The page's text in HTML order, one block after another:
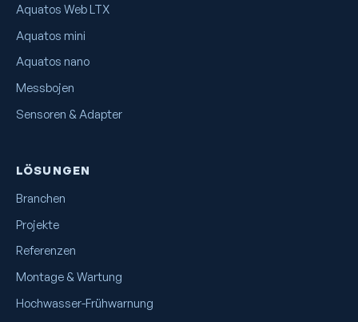
Aquatos Web LTX
Aquatos mini
Aquatos nano
Messbojen
Sensoren & Adapter
LÖSUNGEN
Branchen
Projekte
Referenzen
Montage & Wartung
Hochwasser-Frühwarnung